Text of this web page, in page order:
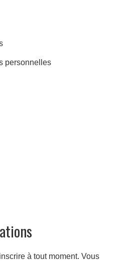
personnelles
à tout moment. Vous